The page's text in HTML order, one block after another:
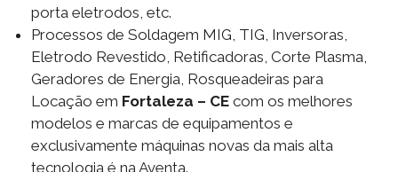
porta eletrodos, etc.
Processos de Soldagem MIG, TIG, Inversoras,
Eletrodo Revestido, Retificadoras, Corte Plasma,
Geradores de Energia, Rosqueadeiras para
Locação em Fortaleza – CE com os melhores
modelos e marcas de equipamentos e
exclusivamente máquinas novas da mais alta
tecnologia é na Aventa.